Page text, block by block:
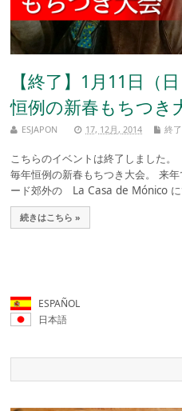
【終了】1月11日（
恒例の新春もちつき
ESJAPON 17, 12月, 2014 終
こちらのイベントは終了しました
毎年恒例の新春もちつき大会。 来
ード郊外の La Casa de Mónico
続きはこちら »
ESPAÑOL
日本語